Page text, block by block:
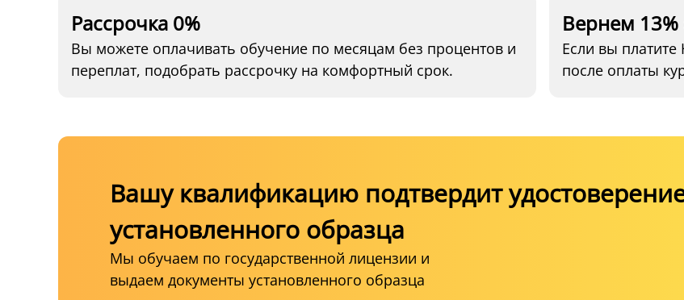
Рассрочка 0%
Вы можете оплачивать обучение по месяцам без процентов и
переплат, подобрать рассрочку на комфортный срок.
Вернем 13%
Если вы
после оплаты
Вашу квалификацию подтвердит
установленного образца
Мы обучаем по государственной лицензии и
выдаем документы установленного образца